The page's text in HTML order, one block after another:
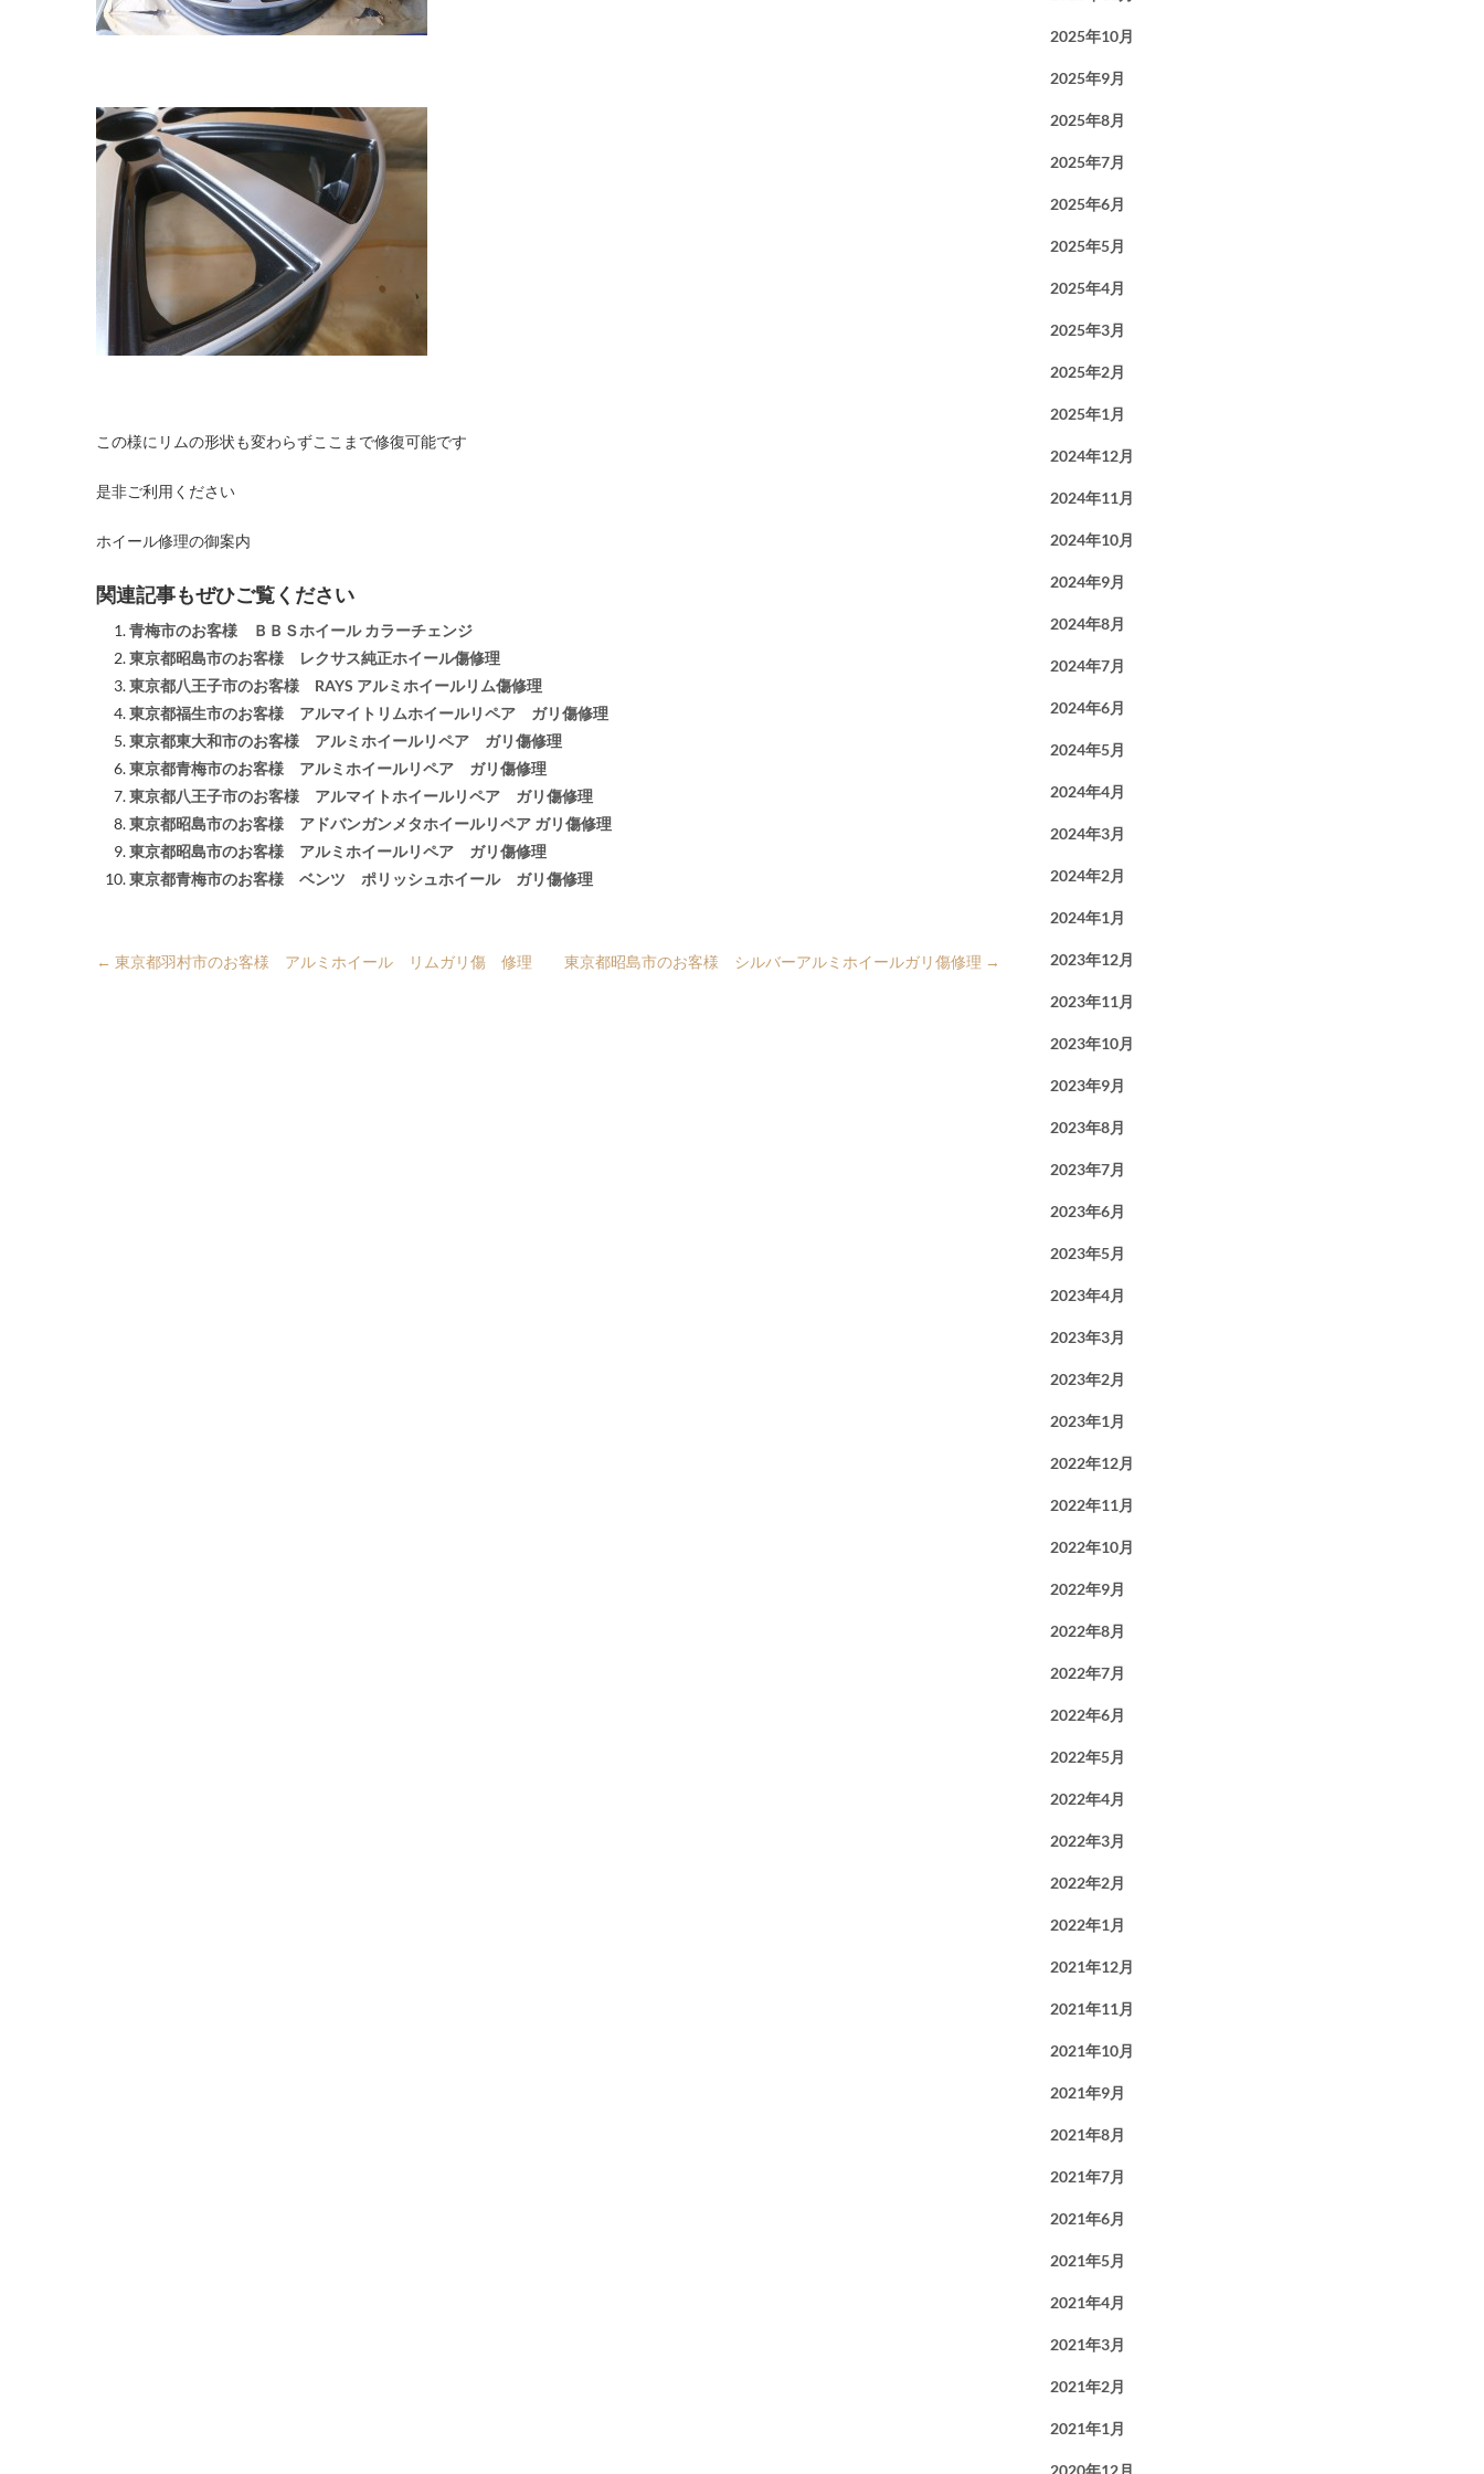
この様にリムの形状も変わらずここまで修復可能です
是非ご利用ください
ホイール修理の御案内
関連記事もぜひご覧ください
青梅市のお客様 ＢＢＳホイール カラーチェンジ
東京都昭島市のお客様 レクサス純正ホイール傷修理
東京都八王子市のお客様 RAYS アルミホイールリム傷修理
東京都福生市のお客様 アルマイトリムホイールリペア ガリ傷修理
東京都東大和市のお客様 アルミホイールリペア ガリ傷修理
東京都青梅市のお客様 アルミホイールリペア ガリ傷修理
東京都八王子市のお客様 アルマイトホイールリペア ガリ傷修理
東京都昭島市のお客様 アドバンガンメタホイールリペア ガリ傷修理
東京都昭島市のお客様 アルミホイールリペア ガリ傷修理
東京都青梅市のお客様 ベンツ ポリッシュホイール ガリ傷修理
← 東京都羽村市のお客様 アルミホイール リムガリ傷 修理 東京都昭島市のお客様 シルバーアルミホイールガリ傷修理 →
2025年10月
2025年9月
2025年8月
2025年7月
2025年6月
2025年5月
2025年4月
2025年3月
2025年2月
2025年1月
2024年12月
2024年11月
2024年10月
2024年9月
2024年8月
2024年7月
2024年6月
2024年5月
2024年4月
2024年3月
2024年2月
2024年1月
2023年12月
2023年11月
2023年10月
2023年9月
2023年8月
2023年7月
2023年6月
2023年5月
2023年4月
2023年3月
2023年2月
2023年1月
2022年12月
2022年11月
2022年10月
2022年9月
2022年8月
2022年7月
2022年6月
2022年5月
2022年4月
2022年3月
2022年2月
2022年1月
2021年12月
2021年11月
2021年10月
2021年9月
2021年8月
2021年7月
2021年6月
2021年5月
2021年4月
2021年3月
2021年2月
2021年1月
2020年12月